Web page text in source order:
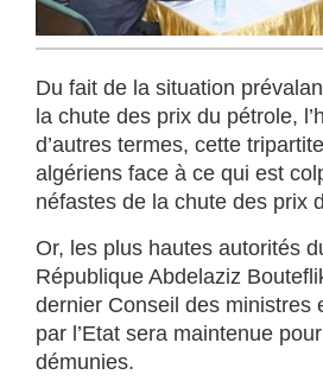
Du fait de la situation
la chute des prix du pétrole,
d’autres termes, cette
algériens face à ce qui est
néfastes de la chute des prix
Or, les plus hautes autorités
République Abdelaziz
dernier Conseil des ministres
par l’Etat sera maintenue
démunies.